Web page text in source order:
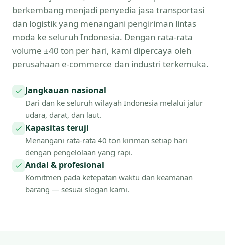
berkembang menjadi penyedia jasa transportasi
dan logistik yang menangani pengiriman lintas
moda ke seluruh Indonesia. Dengan rata-rata
volume ±40 ton per hari, kami dipercaya oleh
perusahaan e-commerce dan industri terkemuka.
Jangkauan nasional
Dari dan ke seluruh wilayah Indonesia melalui jalur
udara, darat, dan laut.
Kapasitas teruji
Menangani rata-rata 40 ton kiriman setiap hari
dengan pengelolaan yang rapi.
Andal & profesional
Komitmen pada ketepatan waktu dan keamanan
barang — sesuai slogan kami.